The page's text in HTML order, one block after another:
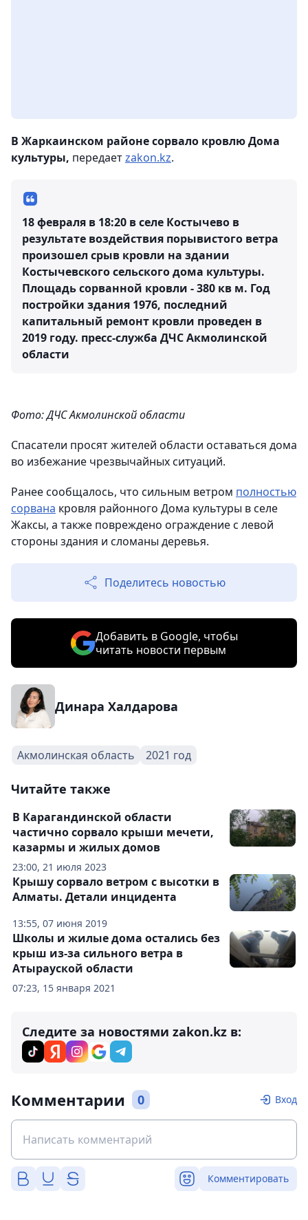
В Жаркаинском районе сорвало кровлю Дома
культуры, передаетzakon.kz.
18 февраля в 18:20 в селе Костычево в
результате воздействия порывистого ветра
произошел срыв кровли на здании
Костычевского сельского дома культуры.
Площадь сорванной кровли - 380 кв м. Год
постройки здания 1976, последний
капитальный ремонт кровли проведен в
2019 году. пресс-служба ДЧС Акмолинской
области
Фото: ДЧС Акмолинской области
Спасатели просят жителей области оставаться дома
во избежание чрезвычайных ситуаций.
Ранее сообщалось, что сильным ветром полностью
сорвана кровля районного Дома культуры в селе
Жаксы, а также повреждено ограждение с левой
стороны здания и сломаны деревья.
Поделитесь новостью
Добавить в Google, чтобы
читать новости первым
Динара Халдарова
Акмолинская область 2021 год
Читайте также
23:00, 21 июля 2023
В Карагандинской области
частично сорвало крыши мечети,
казармы и жилых домов
13:55, 07 июня 2019
Крышу сорвало ветром с высотки в
Алматы. Детали инцидента
07:23, 15 января 2021
Школы и жилые дома остались без
крыш из-за сильного ветра в
Атырауской области
Следите за новостями zakon.kz в:
Комментарии 0 Вход
Комментировать